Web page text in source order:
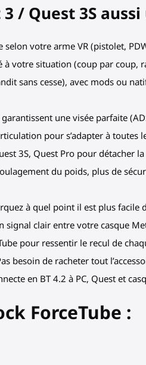
/ Quest 3S
votre arme VR (pistolet,
à votre situation (coup par coup,
sans cesse), avec mods ou
une visée parfaite
pour s’adapter à
3S, Quest Pro pour détacher
du poids, plus de
à quel point il est plus
signal clair entre votre casque
pour ressentir le recul de
besoin de racheter tout
en BT 4.2 à PC, Quest et
ForceTube :